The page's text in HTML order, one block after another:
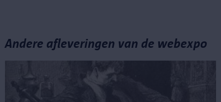
Andere afleveringen van de webexpo